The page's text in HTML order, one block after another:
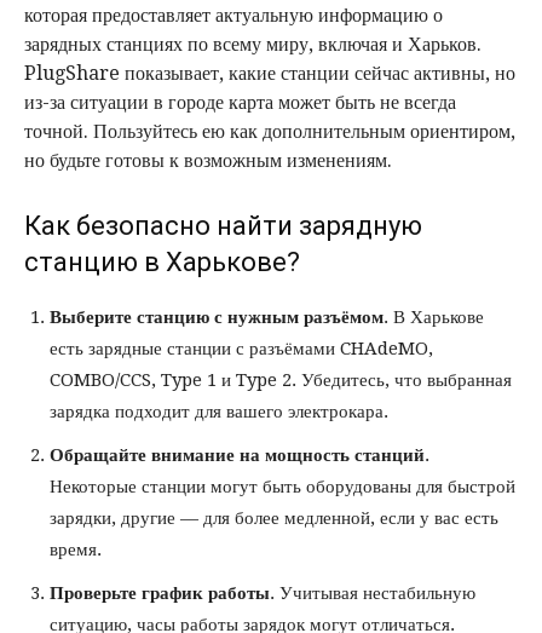
которая предоставляет актуальную информацию о
зарядных станциях по всему миру, включая и Харьков.
PlugShare показывает, какие станции сейчас активны, но
из-за ситуации в городе карта может быть не всегда
точной. Пользуйтесь ею как дополнительным ориентиром,
но будьте готовы к возможным изменениям.
Как безопасно найти зарядную
станцию в Харькове?
Выберите станцию с нужным разъёмом. В Харькове
есть зарядные станции с разъёмами CHAdeMO,
COMBO/CCS, Type 1 и Type 2. Убедитесь, что выбранная
зарядка подходит для вашего электрокара.
Обращайте внимание на мощность станций.
Некоторые станции могут быть оборудованы для быстрой
зарядки, другие — для более медленной, если у вас есть
время.
Проверьте график работы. Учитывая нестабильную
ситуацию, часы работы зарядок могут отличаться.